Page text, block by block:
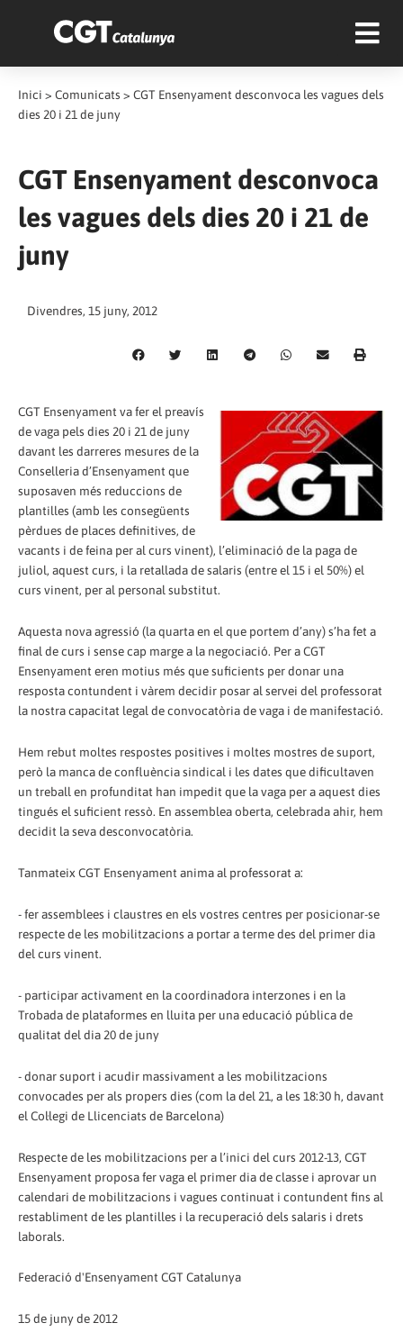
Inici > Comunicats > CGT Ensenyament desconvoca les vagues dels
dies 20 i 21 de juny
CGT Ensenyament desconvoca
les vagues dels dies 20 i 21 de
juny
Divendres, 15 juny, 2012
CGT Ensenyament va fer el preavís
de vaga pels dies 20 i 21 de juny
davant les darreres mesures de la
Conselleria d’Ensenyament que
suposaven més reduccions de
plantilles (amb les consegüents
pèrdues de places definitives, de
vacants i de feina per al curs vinent), l’eliminació de la paga de
juliol, aquest curs, i la retallada de salaris (entre el 15 i el 50%) el
curs vinent, per al personal substitut.
Aquesta nova agressió (la quarta en el que portem d’any) s’ha fet a
final de curs i sense cap marge a la negociació. Per a CGT
Ensenyament eren motius més que suficients per donar una
resposta contundent i vàrem decidir posar al servei del professorat
la nostra capacitat legal de convocatòria de vaga i de manifestació.
Hem rebut moltes respostes positives i moltes mostres de suport,
però la manca de confluència sindical i les dates que dificultaven
un treball en profunditat han impedit que la vaga per a aquest dies
tingués el suficient ressò. En assemblea oberta, celebrada ahir, hem
decidit la seva desconvocatòria.
Tanmateix CGT Ensenyament anima al professorat a:
- fer assemblees i claustres en els vostres centres per posicionar-se
respecte de les mobilitzacions a portar a terme des del primer dia
del curs vinent.
- participar activament en la coordinadora interzones i en la
Trobada de plataformes en lluita per una educació pública de
qualitat del dia 20 de juny
- donar suport i acudir massivament a les mobilitzacions
convocades per als propers dies (com la del 21, a les 18:30 h, davant
el Col·legi de Llicenciats de Barcelona)
Respecte de les mobilitzacions per a l’inici del curs 2012-13, CGT
Ensenyament proposa fer vaga el primer dia de classe i aprovar un
calendari de mobilitzacions i vagues continuat i contundent fins al
restabliment de les plantilles i la recuperació dels salaris i drets
laborals.
Federació d'Ensenyament CGT Catalunya
15 de juny de 2012